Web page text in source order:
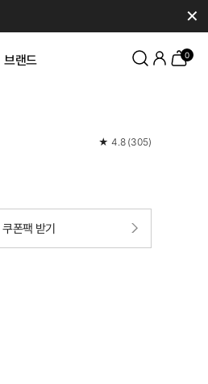
✕
브랜드 0
★ 4.8 (305)
폰팩 받기